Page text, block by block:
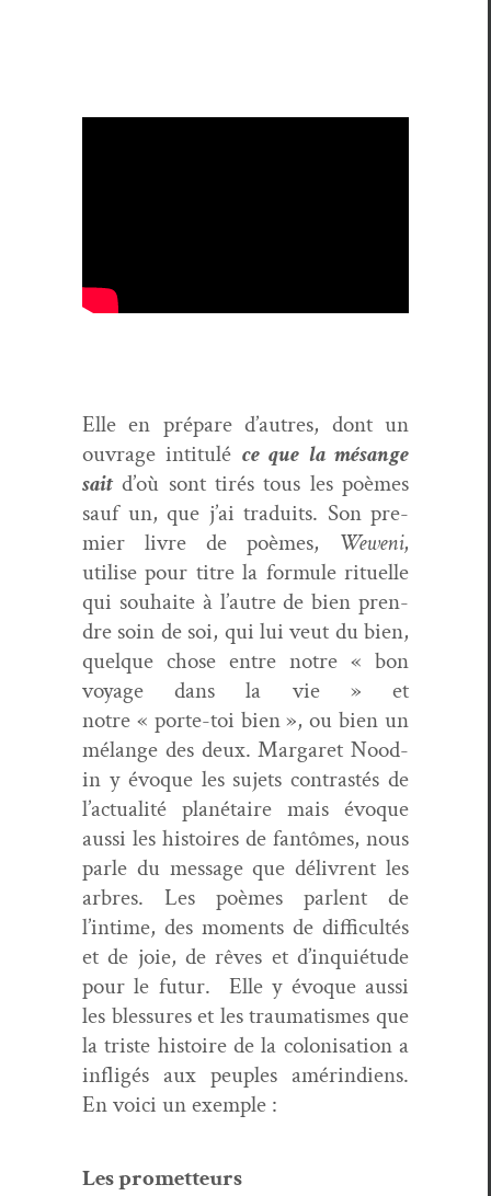
Elle en pré­pare d’autres, dont un
ouvrage inti­t­ulé ce que la mésange
saitd’où sont tirés tous les poèmes
sauf un, que j’ai traduits. Son pre­
mier livre de poèmes, Weweni,
utilise pour titre la for­mule rit­uelle
qui souhaite à l’autre de bien pren­
dre soin de soi, qui lui veut du bien,
quelque chose entre notre « bon
voy­age dans la vie » et
notre « porte-toi bien », ou bien un
mélange des deux. Mar­garet Nood­
in y évoque les sujets con­trastés de
l’actualité plané­taire mais évoque
aus­si les his­toires de fan­tômes, nous
par­le du mes­sage que délivrent les
arbres. Les poèmes par­lent de
l’intime, des moments de dif­fi­cultés
et de joie, de rêves et d’inquiétude
pour le futur. Elle y évoque aus­si
les blessures et les trau­ma­tismes que
la triste his­toire de la coloni­sa­tion a
infligés aux peu­ples amérin­di­ens.
En voici un exemple :
Les promet­teurs